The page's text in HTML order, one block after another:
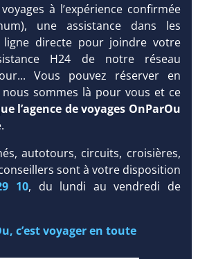
D’INFORMATIONS
DEVIS /
mm
29 °C
:
Esp.
Espace:
Tx :57 %
:
à l’expérience confirmée
une assistance dans les
ligne directe pour joindre votre
H24 de notre réseau
Vous pouvez réserver en
sommes là pour vous et ce
l’agence de voyages OnParOu
autotours, circuits, croisières,
sont à votre disposition
10, du lundi au vendredi de
c’est voyager en toute